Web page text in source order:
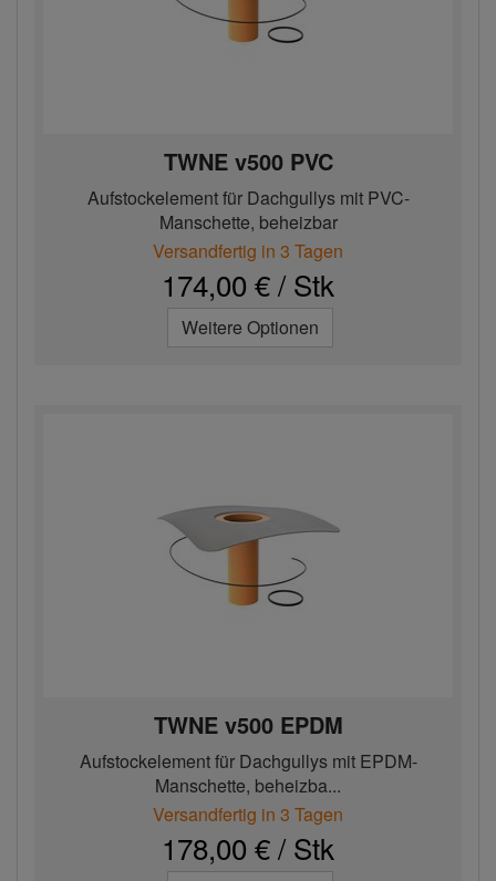
TWNE v500 PVC
Aufstockelement für Dachgullys mit PVC-
Manschette, beheizbar
Versandfertig in 3 Tagen
174,00 € / Stk
Weitere Optionen
TWNE v500 EPDM
Aufstockelement für Dachgullys mit EPDM-
Manschette, beheizba...
Versandfertig in 3 Tagen
178,00 € / Stk